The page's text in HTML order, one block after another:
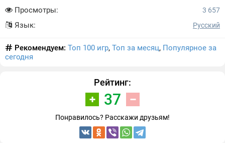
Просмотры: 3 657
Язык: Русский
Рекомендуем: Топ 100 игр, Топ за месяц, Популярное за
сегодня
Рейтинг:
37
Понравилось? Расскажи друзьям!